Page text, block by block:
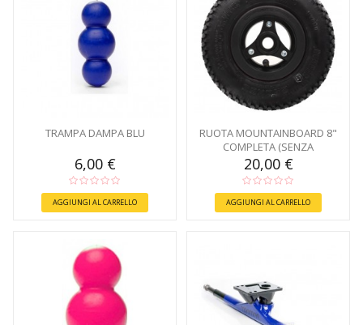
TRAMPA DAMPA BLU
6,00 €
AGGIUNGI AL CARRELLO
RUOTA MOUNTAINBOARD 8"
COMPLETA (SENZA
CUSCINETTI)
20,00 €
AGGIUNGI AL CARRELLO